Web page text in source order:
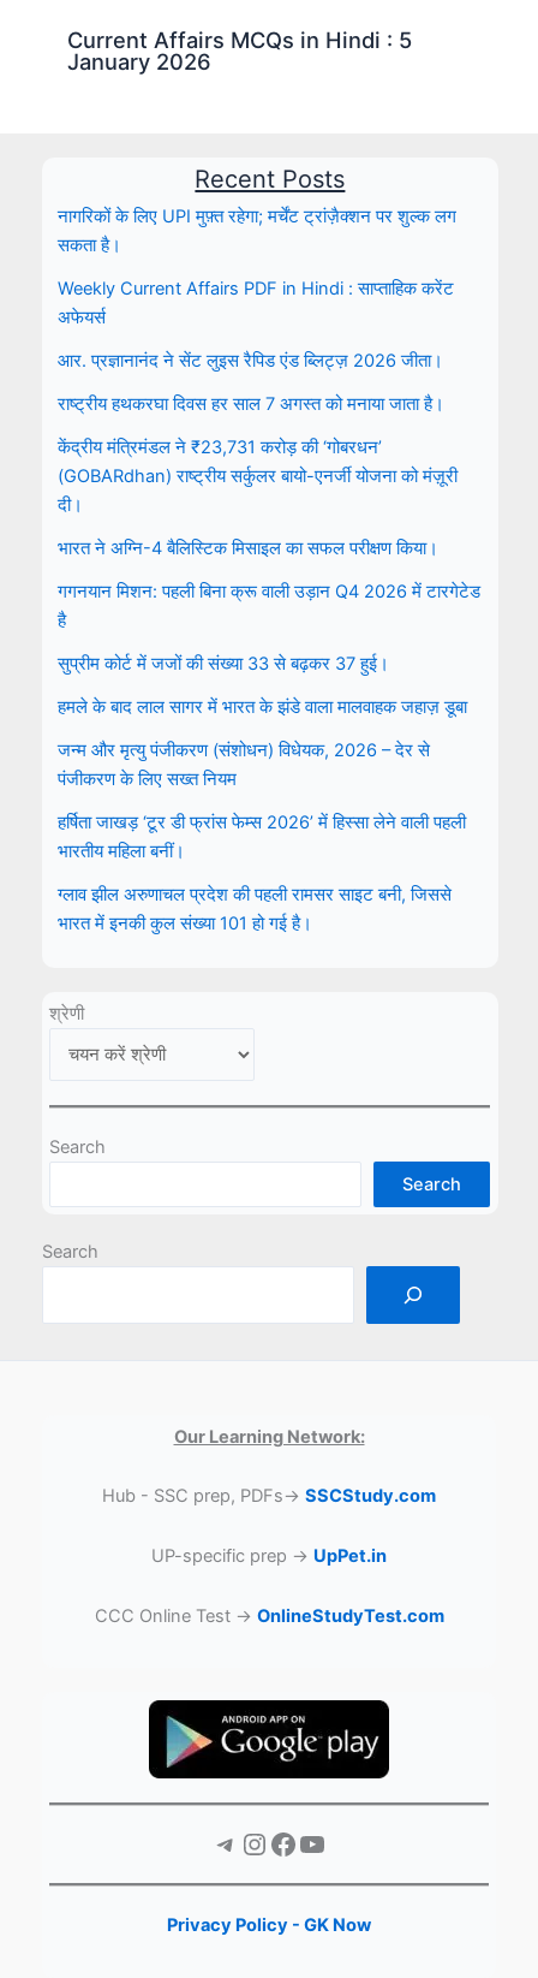
Current Affairs MCQs in Hindi : 5
January 2026
Recent Posts
नागरिकों के लिए UPI मुफ़्त रहेगा; मर्चेंट ट्रांज़ैक्शन पर शुल्क लग
सकता है।
Weekly Current Affairs PDF in Hindi : साप्ताहिक करेंट
अफेयर्स
आर. प्रज्ञानानंद ने सेंट लुइस रैपिड एंड ब्लिट्ज़ 2026 जीता।
राष्ट्रीय हथकरघा दिवस हर साल 7 अगस्त को मनाया जाता है।
केंद्रीय मंत्रिमंडल ने ₹23,731 करोड़ की ‘गोबरधन’
(GOBARdhan) राष्ट्रीय सर्कुलर बायो-एनर्जी योजना को मंज़ूरी
दी।
भारत ने अग्नि-4 बैलिस्टिक मिसाइल का सफल परीक्षण किया।
गगनयान मिशन: पहली बिना क्रू वाली उड़ान Q4 2026 में टारगेटेड
है
सुप्रीम कोर्ट में जजों की संख्या 33 से बढ़कर 37 हुई।
हमले के बाद लाल सागर में भारत के झंडे वाला मालवाहक जहाज़ डूबा
जन्म और मृत्यु पंजीकरण (संशोधन) विधेयक, 2026 – देर से
पंजीकरण के लिए सख्त नियम
हर्षिता जाखड़ ‘टूर डी फ्रांस फेम्स 2026’ में हिस्सा लेने वाली पहली
भारतीय महिला बनीं।
ग्लाव झील अरुणाचल प्रदेश की पहली रामसर साइट बनी, जिससे
भारत में इनकी कुल संख्या 101 हो गई है।
श्रेणी
Search
Search
Search
Our Learning Network:
Hub - SSC prep, PDFs→ SSCStudy.com
UP-specific prep → UpPet.in
CCC Online Test → OnlineStudyTest.com
Telegram Instagram Facebook YouTube
Privacy Policy - GK Now